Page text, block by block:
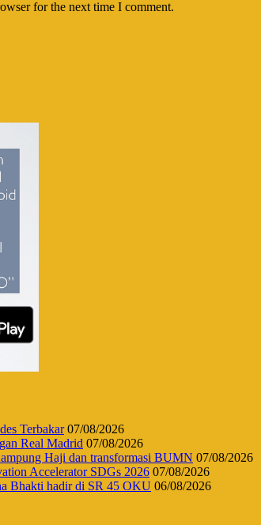
for the next time I comment.
Terbakar 07/08/2026
Real Madrid 07/08/2026
Haji dan transformasi BUMN 07/08/2026
Accelerator SDGs 2026 07/08/2026
Bhakti hadir di SR 45 OKU 06/08/2026